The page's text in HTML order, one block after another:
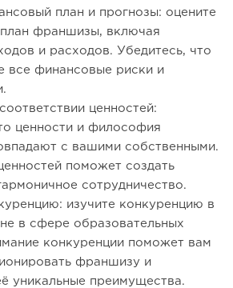
план и прогнозы: оцените
франшизы, включая
и расходов. Убедитесь, что
все финансовые риски и
ценностей:
ценности и философия
с вашими собственными.
поможет создать
сотрудничество.
изучите конкуренцию в
в сфере образовательных
конкуренции поможет вам
франшизу и
уникальные преимущества.